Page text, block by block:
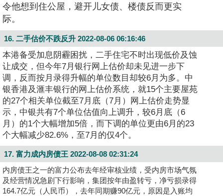
令他想到住公屋，避开儿女债、楼债反而更实
际。
16. 二手估价不跌反升 2022-08-06 06:16:46
本港备受加息阴霾困扰，二手住宅不时出现低价及蚀
让成交，但今年7月银行网上估价却未见进一步下
调，反而按月录得升幅的单位数目却较6月为多。中
银香港及滙丰银行的网上估价系统，就15个主要屋苑
的27个相关单位截至7月底（7月）网上估价走势显
示，中银共有7个单位估值向上调升，较6月底（6
月）的1个大幅增加5倍，而下调的单位更由6月的23
个大幅减少82.6%，至7月的仅4个。
17. 富力成内房债王 2022-08-08 02:31:24
内房债王之一的富力公布去年经审核业绩，受内房市场气氛
及经营情况急剧下行影响，集团按年由盈转亏，净亏损录得
164.7亿元（人民币），去年同期赚90亿元，原因是入账均